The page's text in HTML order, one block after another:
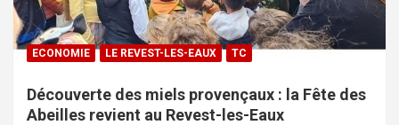
ECONOMIE LE REVEST-LES-EAUX TC
Découverte des miels provençaux : la Fête des
Abeilles revient au Revest-les-Eaux